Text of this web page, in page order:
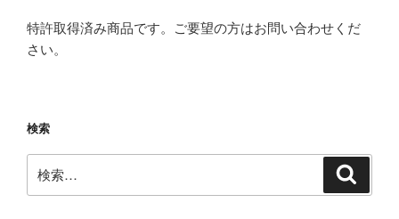
特許取得済み商品です。ご要望の方はお問い合わせくだ
さい。
検索
索: